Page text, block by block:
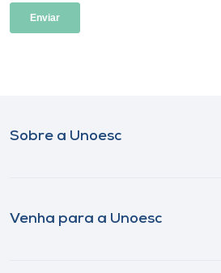
Sobre a Unoesc
Venha para a Unoesc